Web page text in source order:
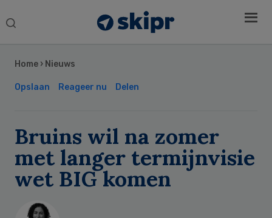
Search
Home › Nieuws
Opslaan Reageer nu Delen
Bruins wil na zomer
met langer termijnvisie
wet BIG komen
Sidebar